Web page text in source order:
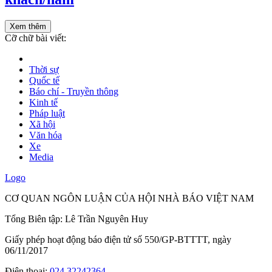
Xem thêm
Cỡ chữ bài viết:
Thời sự
Quốc tế
Báo chí - Truyền thông
Kinh tế
Pháp luật
Xã hội
Văn hóa
Xe
Media
Logo
CƠ QUAN NGÔN LUẬN CỦA HỘI NHÀ BÁO VIỆT NAM
Tổng Biên tập: Lê Trần Nguyên Huy
Giấy phép hoạt động báo điện tử số 550/GP-BTTTT, ngày
06/11/2017